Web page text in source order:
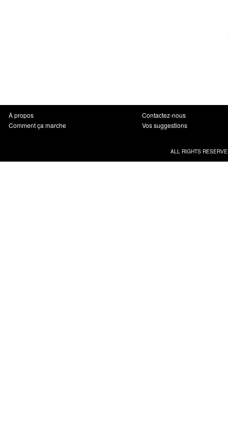
À propos
Comment ça marche
Contactez-nous
Vos suggestions
ALL RIGHTS